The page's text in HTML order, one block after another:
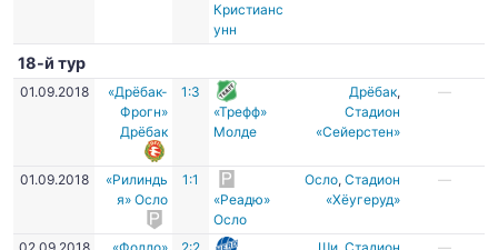
Кристианс
унн
18-й тур
01.09.2018
«Дрёбак-
Фрогн»
Дрёбак
1:3
«Трефф»
Молде
Дрёбак,
Стадион
«Сейерстен»
—
01.09.2018
«Рилиндь
я» Осло
1:1
«Реадю»
Осло
Осло,Стадион
«Хёугеруд»
—